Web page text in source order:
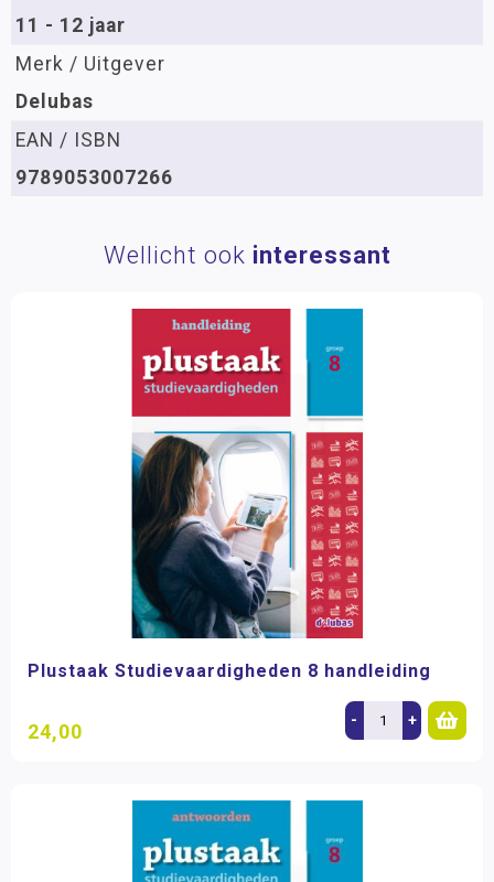
11 - 12 jaar
Merk / Uitgever
Delubas
EAN / ISBN
9789053007266
Wellicht ook interessant
Plustaak Studievaardigheden 8 handleiding
24,00 - +